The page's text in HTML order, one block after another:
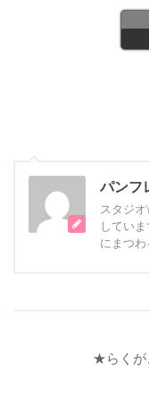
パンフ
スタジ
してい
にまつわ
★らくが